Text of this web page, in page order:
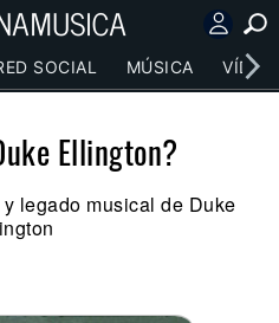
SOCIAL MÚSICA
Ellington?
legado musical de Duke